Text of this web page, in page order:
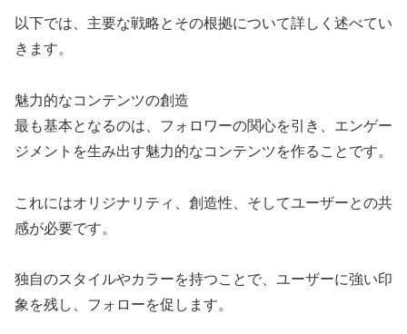
以下では、主要な戦略とその根拠について詳しく述べてい
きます。
魅力的なコンテンツの創造
最も基本となるのは、フォロワーの関心を引き、エンゲー
ジメントを生み出す魅力的なコンテンツを作ることです。
これにはオリジナリティ、創造性、そしてユーザーとの共
感が必要です。
独自のスタイルやカラーを持つことで、ユーザーに強い印
象を残し、フォローを促します。